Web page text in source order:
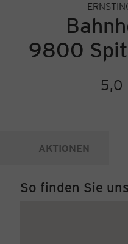
9800
5,0
AKTIONEN
So finden Sie uns